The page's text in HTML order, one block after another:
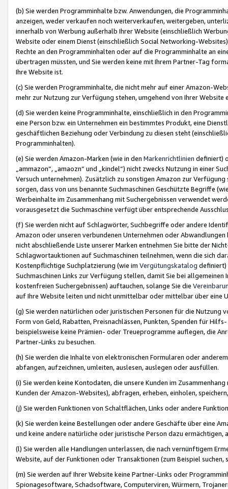
(b) Sie werden Programminhalte bzw. Anwendungen, die
anzeigen, weder verkaufen noch weiterverkaufen, weitergeben,
innerhalb von Werbung außerhalb Ihrer Website (einschließlich
Website oder einem Dienst (einschließlich Social Networking-
Rechte an den Programminhalten oder auf die Programminhalte an
übertragen müssten, und Sie werden keine mit Ihrem Partner-Tag
Ihre Website ist.
(c) Sie werden Programminhalte, die nicht mehr auf einer Amazon-
mehr zur Nutzung zur Verfügung stehen, umgehend von Ihrer
(d) Sie werden keine Programminhalte, einschließlich in den
eine Person bzw. ein Unternehmen ein bestimmtes Produkt, eine
geschäftlichen Beziehung oder Verbindung zu diesen steht
Programminhalten).
(e) Sie werden Amazon-Marken (wie in den Markenrichtlinien definiert)
„ammazon“, „amaozn“ und „kindel“) nicht zwecks Nutzung in einer
Versuch unternehmen). Zusätzlich zu sonstigen Amazon zur
sorgen, dass von uns benannte Suchmaschinen Geschützte Begriffe
Werbeinhalte im Zusammenhang mit Suchergebnissen verwendet
vorausgesetzt die Suchmaschine verfügt über entsprechende
(f) Sie werden nicht auf Schlagwörter, Suchbegriffe oder andere
Amazon oder unseren verbundenen Unternehmen oder
nicht abschließende Liste unserer Marken entnehmen Sie bitte der
Schlagwortauktionen auf Suchmaschinen teilnehmen, wenn die sich
Kostenpflichtige Suchplatzierung (wie im Vergütungskatalog definiert)
Suchmaschinen Links zur Verfügung stellen, damit Sie bei
kostenfreien Suchergebnissen) auftauchen, solange Sie die
auf Ihre Website leiten und nicht unmittelbar oder mittelbar über eine
(g) Sie werden natürlichen oder juristischen Personen für die Nutzung
Form von Geld, Rabatten, Preisnachlässen, Punkten, Spenden für
beispielsweise keine Prämien- oder Treueprogramme auflegen, die
Partner-Links zu besuchen.
(h) Sie werden die Inhalte von elektronischen Formularen oder
abfangen, aufzeichnen, umleiten, auslesen, auslegen oder ausfüllen.
(i) Sie werden keine Kontodaten, die unsere Kunden im
Kunden der Amazon-Websites), abfragen, erheben, einholen,
(j) Sie werden Funktionen von Schaltflächen, Links oder andere
(k) Sie werden keine Bestellungen oder andere Geschäfte über eine
und keine andere natürliche oder juristische Person dazu
(l) Sie werden alle Handlungen unterlassen, die nach vernünftigem
Website, auf der Funktionen oder Transaktionen (zum Beispiel
(m) Sie werden auf Ihrer Website keine Partner-Links oder
Spionagesoftware, Schadsoftware, Computerviren, Würmern,